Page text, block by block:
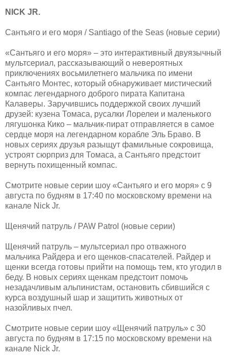
NICK JR.
Сантьяго и его моря / Santiago of the Seas (новые серии)
«Сантьяго и его моря» – это интерактивный двуязычный
мультсериал, рассказывающий о невероятных
приключениях восьмилетнего мальчика по имени
Сантьяго Монтес, который обнаруживает мистический
компас легендарного доброго пирата Капитана
Калаверы. Заручившись поддержкой своих лучший
друзей: кузена Томаса, русалки Лорелеи и маленького
лягушонка Кико – мальчик-пират отправляется в самое
сердце моря на легендарном корабле Эль Браво. В
новых сериях друзья разыщут фамильные сокровища,
устроят сюрприз для Томаса, а Сантьяго предстоит
вернуть похищенный компас.
Смотрите новые серии шоу «Сантьяго и его моря» с 9
августа по будням в 17:40 по московскому времени на
канале Nick Jr.
Щенячий патруль / PAW Patrol (новые серии)
Щенячий патруль – мультсериал про отважного
мальчика Райдера и его щенков-спасателей. Райдер и
щенки всегда готовы прийти на помощь тем, кто угодил в
беду. В новых сериях щенкам предстоит помочь
незадачливым альпинистам, остановить сбившийся с
курса воздушный шар и защитить животных от
назойливых пчел.
Смотрите новые серии шоу «Щенячий патруль» с 30
августа по будням в 17:15 по московскому времени на
канале Nick Jr.